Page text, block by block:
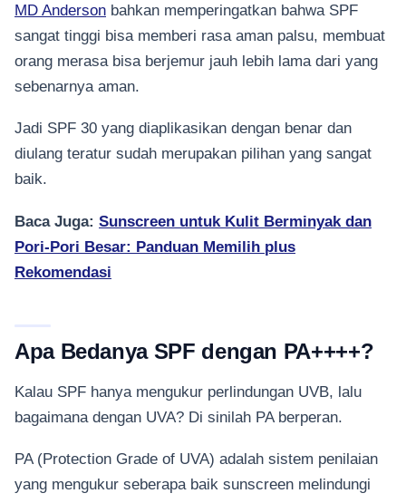
MD Anderson bahkan memperingatkan bahwa SPF
sangat tinggi bisa memberi rasa aman palsu, membuat
orang merasa bisa berjemur jauh lebih lama dari yang
sebenarnya aman.
Jadi SPF 30 yang diaplikasikan dengan benar dan
diulang teratur sudah merupakan pilihan yang sangat
baik.
Baca Juga: Sunscreen untuk Kulit Berminyak dan
Pori-Pori Besar: Panduan Memilih plus
Rekomendasi
Apa Bedanya SPF dengan PA++++?
Kalau SPF hanya mengukur perlindungan UVB, lalu
bagaimana dengan UVA? Di sinilah PA berperan.
PA (Protection Grade of UVA) adalah sistem penilaian
yang mengukur seberapa baik sunscreen melindungi